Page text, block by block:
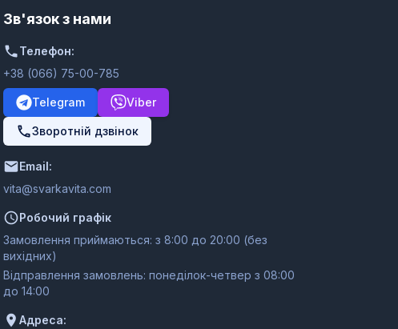
Зв'язок з нами
Телефон:
+38 (066) 75-00-785
Telegram Viber
Зворотній дзвінок
Email:
moc.ativakravs@ativ
Робочий графік
Замовлення приймаються: з 8:00 до 20:00 (без
вихідних)
Відправлення замовлень: понеділок-четвер з 08:00
до 14:00
Адреса: